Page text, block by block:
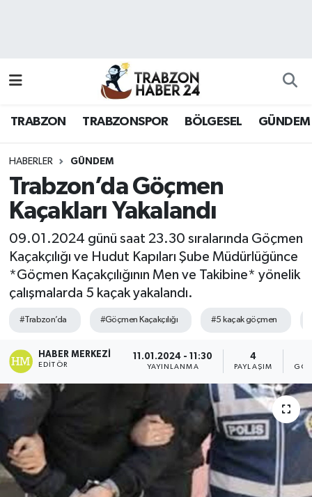
TRABZON TRABZONSPOR BÖLGESEL GÜNDEM
HABERLER GÜNDEM
Trabzon’da Göçmen
Kaçakları Yakalandı
09.01.2024 günü saat 23.30 sıralarında Göçmen
Kaçakçılığı ve Hudut Kapıları Şube Müdürlüğünce
*Göçmen Kaçakçılığının Men ve Takibine* yönelik
çalışmalarda 5 kaçak yakalandı.
#Trabzon’da #Göçmen Kaçakçılığı #5 kaçak göçmen
HABER MERKEZI
EDITÖR
11.01.2024 - 11:30
YAYINLANMA
4
PAYLAŞIM
Hava Durumu
Namaz Vakitleri
Trafik Durumu
Süper Lig Puan Durumu ve Fikstür
Son Dakika Haberleri
Haber Arşivi